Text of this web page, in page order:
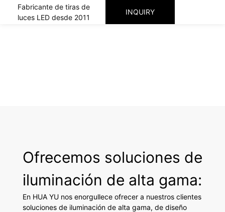
Fabricante de tiras de
luces LED desde 2011
INQUIRY
Ofrecemos soluciones de
iluminación de alta gama:
En HUA YU nos enorgullece ofrecer a nuestros clientes
soluciones de iluminación de alta gama, de diseño